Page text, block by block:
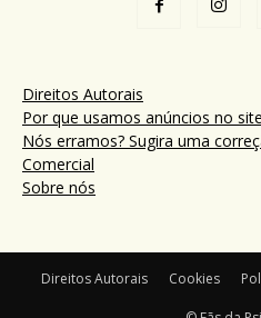
Direitos Autorais
Por que usamos anúncios no
Nós erramos? Sugira uma
Comercial
Sobre nós
Direitos Autorais Cookies